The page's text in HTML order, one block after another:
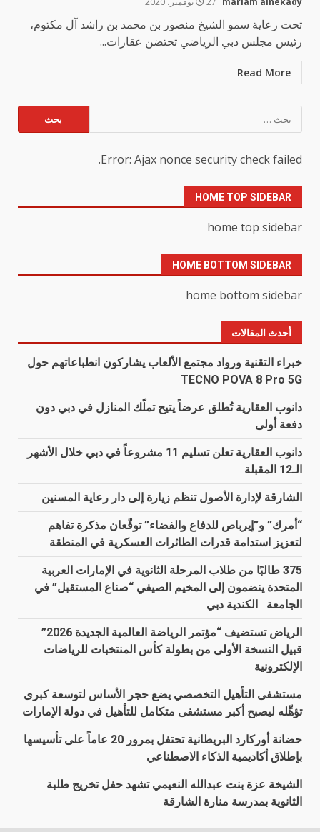
تحت رعاية سمو الشيخ منصور بن محمد بن راشد آل مكتوم،
رئيس مجلس دبي الرياضي تحتضن عقارات...
Read More
عن:
Error: Ajax nonce security check failed.
HOME TOP SIDEBAR
home top sidebar
HOME BOTTOM SIDEBAR
home bottom sidebar
أحدث المقالات
خبراء التقنية ورواد مجتمع الألعاب يشاركون انطباعاتهم حول
TECNO POVA 8 Pro 5G
دانوب العقارية تُطلق عرضاً يتيح تملّك المنازل في دبي دون
دفعة أولى
دانوب العقارية تعلن تسليم 11 مشروعاً في دبي خلال الأشهر
الـ12 المقبلة
الشارقة لإدارة الأصول تنظم زيارة إلى دار رعاية المسنين
“أمرك” و”إيرباص للدفاع والفضاء” توقّعان مذكرة تفاهم
لتعزيز استدامة قدرات الطائرات العسكرية في المنطقة
375 طالبًا من طلاب المرحلة الثانوية في الإمارات العربية
المتحدة ينضمون إلى المخيم الصيفي “صناع المستقبل” في
الجامعة الكندية دبي
الرياض تستضيف “مؤتمر الرياضة العالمية الجديدة 2026”
قبيل النسخة الأولى من بطولة كأس المنتخبات للرياضات
الإلكترونية
مستشفى التأهيل التخصصي يضع حجر الأساس لتوسعة كبرى
تؤهِّله ليصبح أكبر مستشفى متكامل للتأهيل في دولة الإمارات
حضانة أوركارد البريطانية تحتفل بمرور 20 عاماً على تأسيسها
بإطلاق أكاديمية الذكاء الاصطناعي
الشيخة عزة بنت عبدالله النعيمي تشهد حفل تخريج طلبة
الثانوية بمدرسة منارة الشارقة